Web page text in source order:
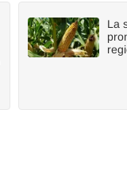
La